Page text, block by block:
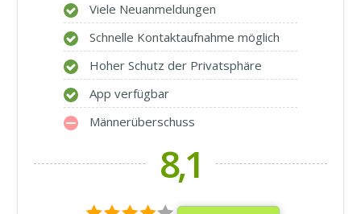
Viele Neuanmeldungen
Schnelle Kontaktaufnahme möglich
Hoher Schutz der Privatsphäre
App verfügbar
Männerüberschuss
8,1